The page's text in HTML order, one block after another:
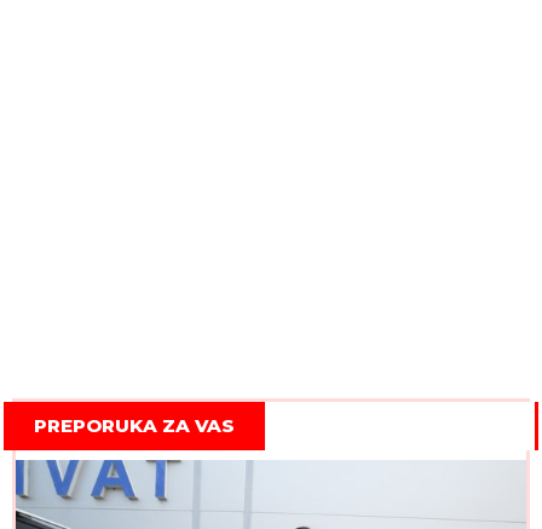
PREPORUKA ZA VAS